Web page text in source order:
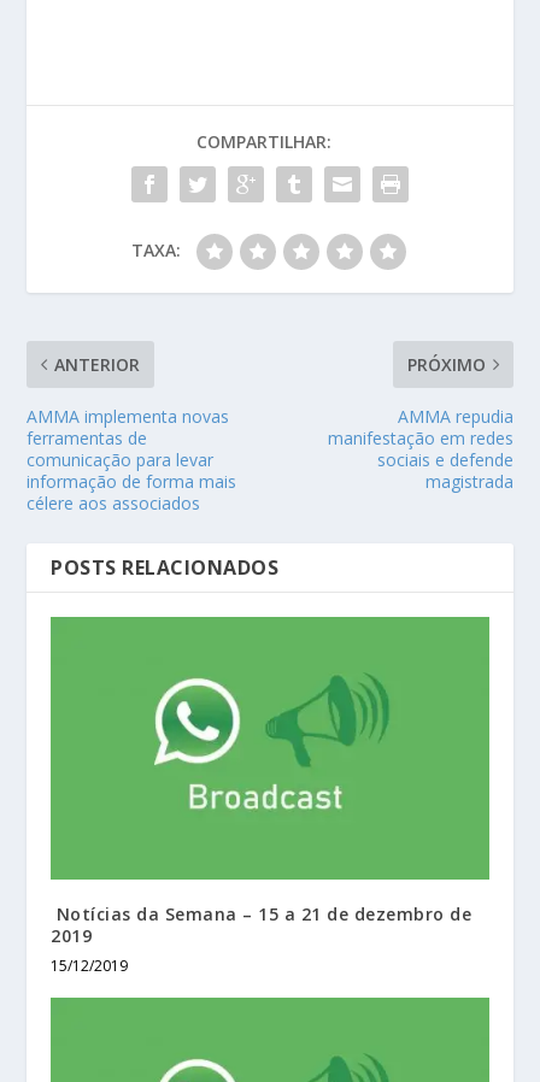
COMPARTILHAR:
TAXA:
ANTERIOR
AMMA implementa novas
ferramentas de
comunicação para levar
informação de forma mais
célere aos associados
PRÓXIMO
AMMA repudia
manifestação em redes
sociais e defende
magistrada
POSTS RELACIONADOS
Notícias da Semana – 15 a 21 de dezembro de
2019
15/12/2019